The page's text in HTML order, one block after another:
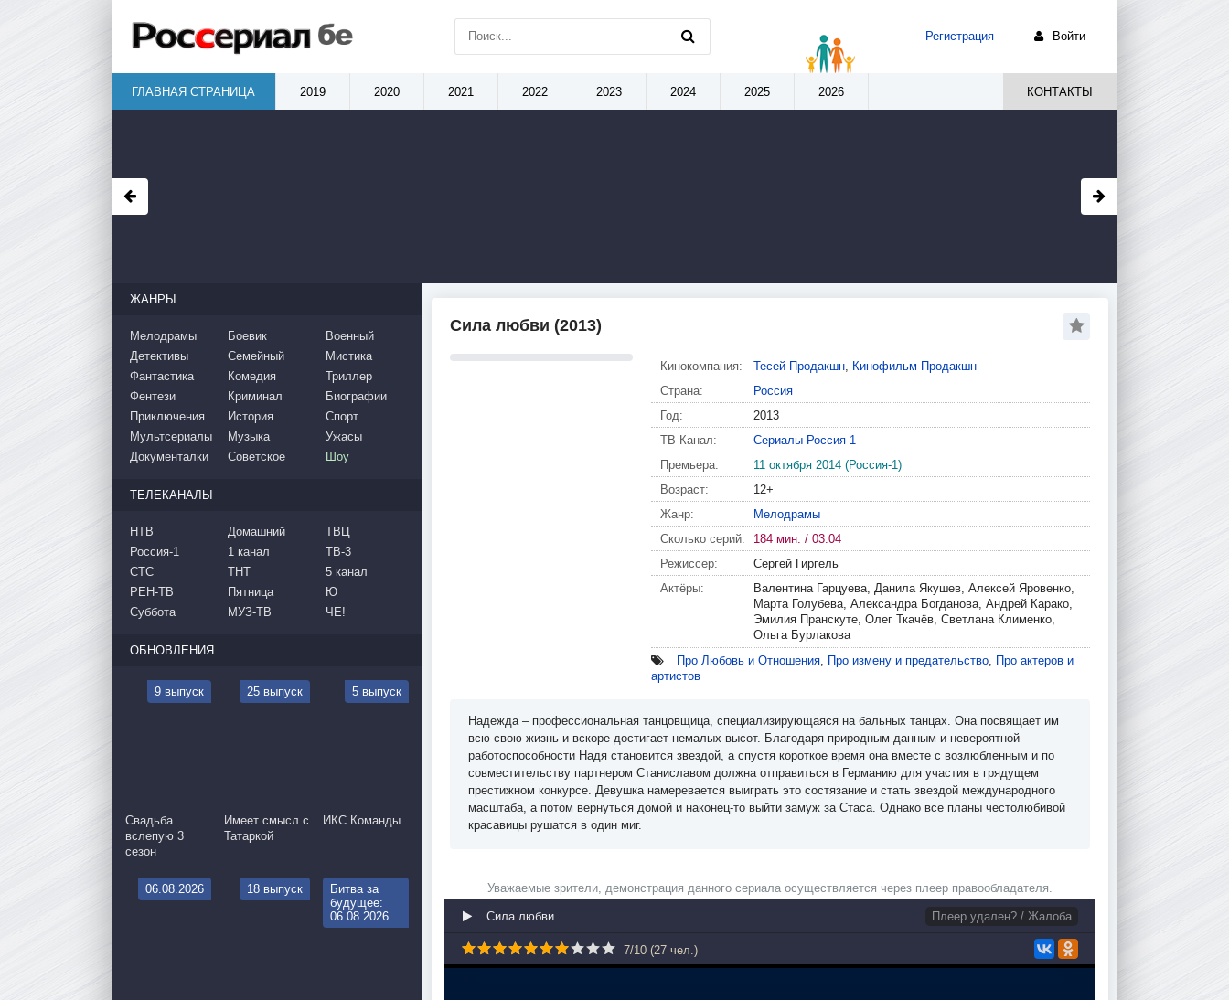
Сила любви (2013)
Кинокомпания: Тесей Продакшн, Кинофильм Продакшн
Страна:
Россия
Год:
2013
ТВ Канал:
Сериалы Россия-1
Премьера:
11 октября 2014 (Россия-1)
Возраст:
12+
Жанр:
Мелодрамы
Сколько серий:
184 мин. / 03:04
Режиссер:
Сергей Гиргель
Актёры:
Валентина Гарцуева, Данила Якушев, Алексей Яровенко,
Марта Голубева, Александра Богданова, Андрей Карако,
Эмилия Пранскуте, Олег Ткачёв, Светлана Клименко,
Ольга Бурлакова
Про Любовь и Отношения, Про измену и предательство, Про актеров и
артистов
Надежда – профессиональная танцовщица, специализирующаяся на бальных танцах. Она посвящает им
всю свою жизнь и вскоре достигает немалых высот. Благодаря природным данным и невероятной
работоспособности Надя становится звездой, а спустя короткое время она вместе с возлюбленным и по
совместительству партнером Станиславом должна отправиться в Германию для участия в грядущем
престижном конкурсе. Девушка намеревается выиграть это состязание и стать звездой международного
масштаба, а потом вернуться домой и наконец-то выйти замуж за Стаса. Однако все планы честолюбивой
красавицы рушатся в один миг.
Уважаемые зрители, демонстрация данного сериала осуществляется через плеер правообладателя.
Сила любви Плеер удален? / Жалоба
7/10 (27 чел.)
ЖАНРЫ
Мелодрамы
Детективы
Фантастика
Боевик
Семейный
Комедия
Военный
Мистика
Триллер
Фентези
Приключения
Мультсериалы
Документалки
Криминал
История
Музыка
Советское
Биографии
Спорт
Ужасы
Шоу
ТЕЛЕКАНАЛЫ
НТВ
Россия-1
СТС
РЕН-ТВ
Суббота
Домашний
1 канал
ТНТ
Пятница
МУЗ-ТВ
ТВЦ
ТВ-3
5 канал
Ю
ЧЕ!
ОБНОВЛЕНИЯ
9 выпуск
Свадьба
вслепую 3
сезон
25 выпуск
Имеет смысл с
Татаркой
5 выпуск
ИКС Команды
06.08.2026 18 выпуск
Битва за
будущее:
06.08.2026
Регистрация Войти
ГЛАВНАЯ СТРАНИЦА 2019 2020 2021 2022 2023 2024 2025 2026 КОНТАКТЫ